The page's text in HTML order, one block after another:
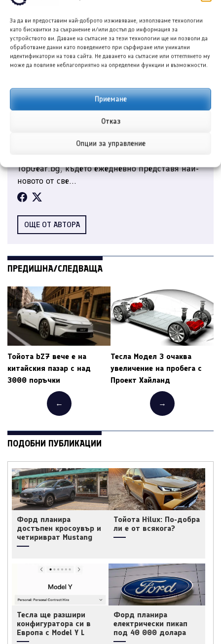
За да ви предоставим най-доброто изживяване, използваме технологии
като бисквитки за съхранение и/или достъп до информация за
устройството ви. Даване на съгласие за тези технологии ще ни позволи да
обработваме данни като поведението при сърфиране или уникални
идентификатори на това сайта. Не даването на съгласие или оттеглянето му
може да повлияе неблагоприятно на определени функции и възможности.
Приемане
Отказ
Опции за управление
Георги Василев
TopGear.bg, където ежедневно представя най-
новото от све...
ОЩЕ ОТ АВТОРА
ПРЕДИШНА/СЛЕДВАЩА
Тойота bZ7 вече е на
китайския пазар с над
3000 поръчки
←
Тесла Модел 3 очаква
увеличение на пробега с
Проект Хайланд
→
ПОДОБНИ ПУБЛИКАЦИИ
Форд планира
достъпен кросоувър и
четириврат Mustang
Тойота Hilux: По-добра
ли е от всякога?
Тесла ще разшири
конфигуратора си в
Европа с Model Y L
Форд планира
електрически пикап
под 40 000 долара